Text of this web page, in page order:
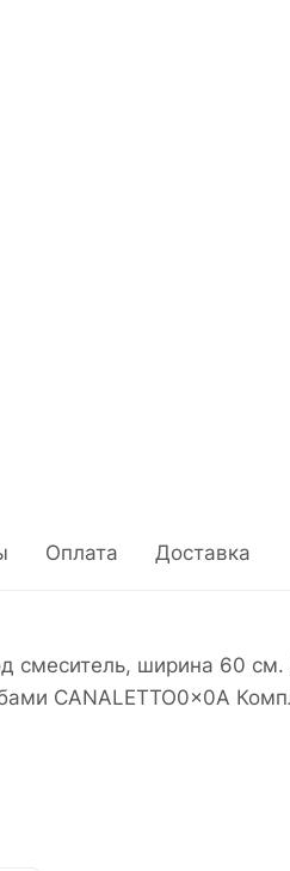
Оплата Доставка
смеситель, ширина 60
CANALETTO0x0A